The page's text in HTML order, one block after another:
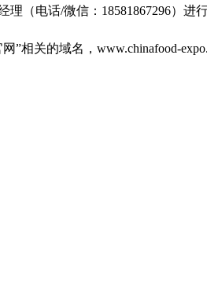
（电话/微信：18581867296）进
网”相关的域名，www.chinafood-